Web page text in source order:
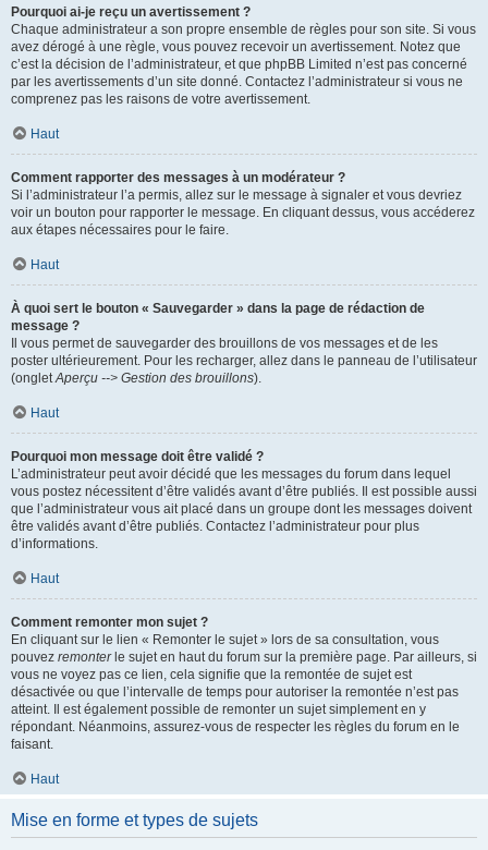
Pourquoi ai-je reçu un avertissement ?
Chaque administrateur a son propre ensemble de règles pour son site. Si vous
avez dérogé à une règle, vous pouvez recevoir un avertissement. Notez que
c’est la décision de l’administrateur, et que phpBB Limited n’est pas concerné
par les avertissements d’un site donné. Contactez l’administrateur si vous ne
comprenez pas les raisons de votre avertissement.
Haut
Comment rapporter des messages à un modérateur ?
Si l’administrateur l’a permis, allez sur le message à signaler et vous devriez
voir un bouton pour rapporter le message. En cliquant dessus, vous accéderez
aux étapes nécessaires pour le faire.
Haut
À quoi sert le bouton « Sauvegarder » dans la page de rédaction de
message ?
Il vous permet de sauvegarder des brouillons de vos messages et de les
poster ultérieurement. Pour les recharger, allez dans le panneau de l’utilisateur
(ongletAperçu --> Gestion des brouillons).
Haut
Pourquoi mon message doit être validé ?
L’administrateur peut avoir décidé que les messages du forum dans lequel
vous postez nécessitent d’être validés avant d’être publiés. Il est possible aussi
que l’administrateur vous ait placé dans un groupe dont les messages doivent
être validés avant d’être publiés. Contactez l’administrateur pour plus
d’informations.
Haut
Comment remonter mon sujet ?
En cliquant sur le lien « Remonter le sujet » lors de sa consultation, vous
pouvez remonterle sujet en haut du forum sur la première page. Par ailleurs, si
vous ne voyez pas ce lien, cela signifie que la remontée de sujet est
désactivée ou que l’intervalle de temps pour autoriser la remontée n’est pas
atteint. Il est également possible de remonter un sujet simplement en y
répondant. Néanmoins, assurez-vous de respecter les règles du forum en le
faisant.
Haut
Mise en forme et types de sujets